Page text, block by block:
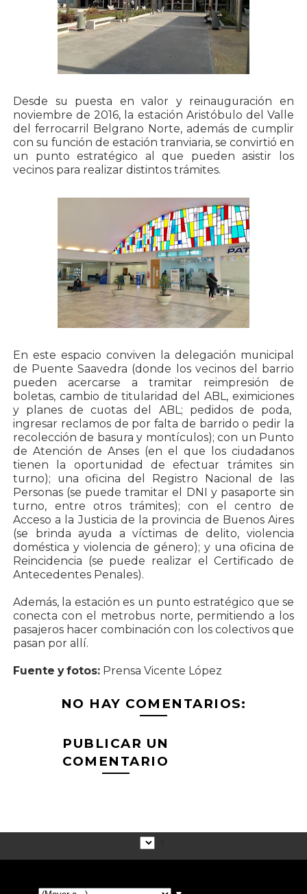
Desde su puesta en valor y reinauguración en
noviembre de 2016, la estación Aristóbulo del Valle
del ferrocarril Belgrano Norte, además de cumplir
con su función de estación tranviaria, se convirtió en
un punto estratégico al que pueden asistir los
vecinos para realizar distintos trámites.
En este espacio conviven la delegación municipal
de Puente Saavedra (donde los vecinos del barrio
pueden acercarse a tramitar reimpresión de
boletas, cambio de titularidad del ABL, eximiciones
y planes de cuotas del ABL; pedidos de poda,
ingresar reclamos de por falta de barrido o pedir la
recolección de basura y montículos); con un Punto
de Atención de Anses (en el que los ciudadanos
tienen la oportunidad de efectuar trámites sin
turno); una oficina del Registro Nacional de las
Personas (se puede tramitar el DNI y pasaporte sin
turno, entre otros trámites); con el centro de
Acceso a la Justicia de la provincia de Buenos Aires
(se brinda ayuda a víctimas de delito, violencia
doméstica y violencia de género); y una oficina de
Reincidencia (se puede realizar el Certificado de
Antecedentes Penales).
Además, la estación es un punto estratégico que se
conecta con el metrobus norte, permitiendo a los
pasajeros hacer combinación con los colectivos que
pasan por allí.
Fuente y fotos: Prensa Vicente López
NO HAY COMENTARIOS:
PUBLICAR UN
COMENTARIO